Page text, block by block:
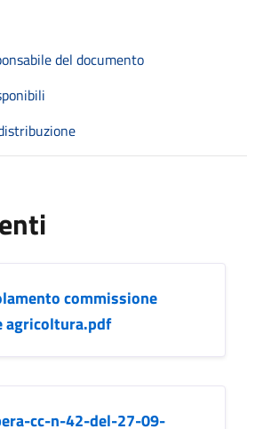
del documento
commissione
agricoltura.pdf
cc-n-42-del-27-09-